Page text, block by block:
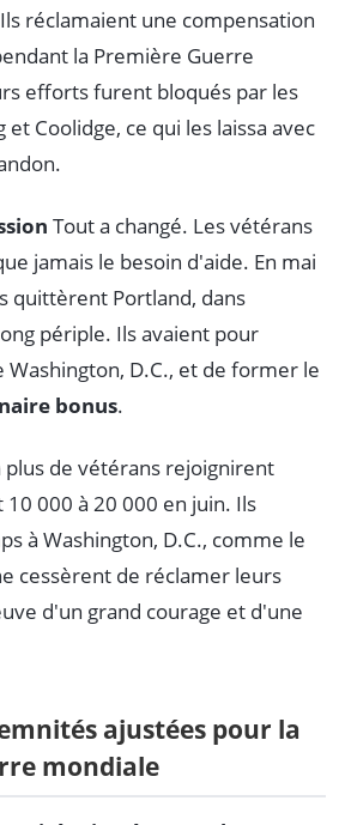
réclamaient une compensation
la Première Guerre
efforts furent bloqués par les
Coolidge, ce qui les laissa avec
Tout a changé. Les vétérans
jamais le besoin d'aide. En mai
quittèrent Portland, dans
périple. Ils avaient pour
D.C., et de former le
bonus.
plus de vétérans rejoignirent
000 à 20 000 en juin. Ils
à Washington, D.C., comme le
cessèrent de réclamer leurs
d'un grand courage et d'une
ajustées pour la
mondiale